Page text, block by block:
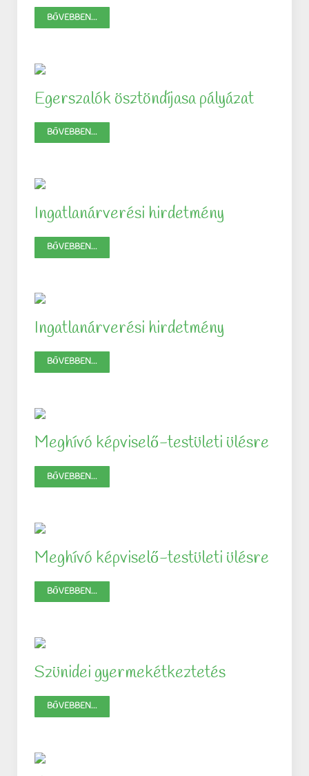
BŐVEBBEN...
Egerszalók ösztöndíjasa pályázat
BŐVEBBEN...
Ingatlanárverési hirdetmény
BŐVEBBEN...
Ingatlanárverési hirdetmény
BŐVEBBEN...
Meghívó képviselő-testületi ülésre
BŐVEBBEN...
Meghívó képviselő-testületi ülésre
BŐVEBBEN...
Szünidei gyermekétkeztetés
BŐVEBBEN...